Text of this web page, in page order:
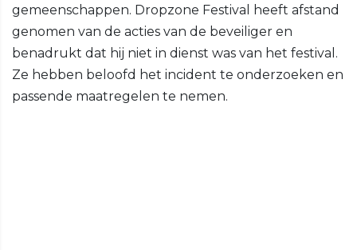
gemeenschappen. Dropzone Festival heeft afstand
genomen van de acties van de beveiliger en
benadrukt dat hij niet in dienst was van het festival.
Ze hebben beloofd het incident te onderzoeken en
passende maatregelen te nemen.